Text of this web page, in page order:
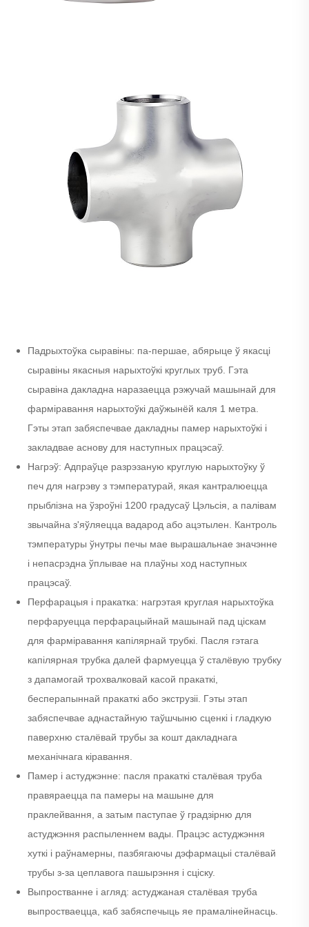
Падрыхтоўка сыравіны: па-першае, абярыце ў якасці
сыравіны якасныя нарыхтоўкі круглых труб. Гэта
сыравіна дакладна наразаецца рэжучай машынай для
фарміравання нарыхтоўкі даўжынёй каля 1 метра.
Гэты этап забяспечвае дакладны памер нарыхтоўкі і
закладвае аснову для наступных працэсаў.
Нагрэў: Адпраўце разрэзаную круглую нарыхтоўку ў
печ для нагрэву з тэмпературай, якая кантралюецца
прыблізна на ўзроўні 1200 градусаў Цэльсія, а палівам
звычайна з'яўляецца вадарод або ацэтылен. Кантроль
тэмпературы ўнутры печы мае вырашальнае значэнне
і непасрэдна ўплывае на плаўны ход наступных
працэсаў.
Перфарацыя і пракатка: нагрэтая круглая нарыхтоўка
перфаруецца перфарацыйнай машынай пад ціскам
для фарміравання капілярнай трубкі. Пасля гэтага
капілярная трубка далей фармуецца ў сталёвую трубку
з дапамогай трохвалковай касой пракаткі,
бесперапыннай пракаткі або экструзіі. Гэты этап
забяспечвае аднастайную таўшчыню сценкі і гладкую
паверхню сталёвай трубы за кошт дакладнага
механічнага кіравання.
Памер і астуджэнне: пасля пракаткі сталёвая труба
правяраецца па памеры на машыне для
праклейвання, а затым паступае ў градзірню для
астуджэння распыленнем вады. Працэс астуджэння
хуткі і раўнамерны, пазбягаючы дэфармацыі сталёвай
трубы з-за цеплавога пашырэння і сціску.
Выпростванне і агляд: астуджаная сталёвая труба
выпростваецца, каб забяспечыць яе прамалінейнасць.